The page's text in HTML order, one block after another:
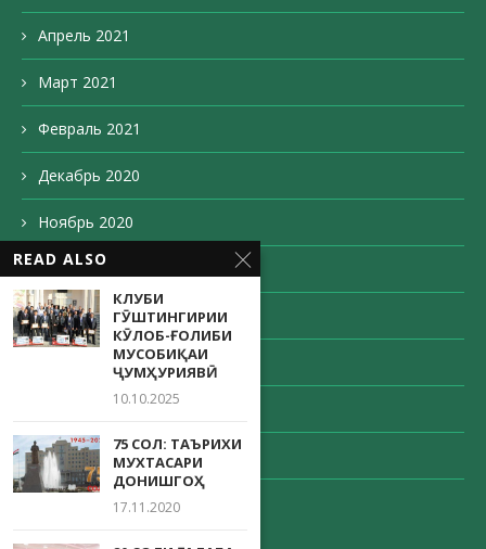
Апрель 2021
Март 2021
Февраль 2021
Декабрь 2020
Ноябрь 2020
Октябрь 2020
Сентябрь 2020
Август 2020
Апрель 2020
Декабрь 203
READ ALSO
КЛУБИ
ГӮШТИНГИРИИ
КӮЛОБ-ҒОЛИБИ
МУСОБИҚАИ
ҶУМҲУРИЯВӢ
10.10.2025
75 СОЛ: ТАЪРИХИ
МУХТАСАРИ
ДОНИШГОҲ
17.11.2020